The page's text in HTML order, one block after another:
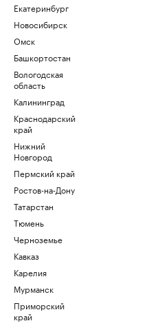
Екатеринбург
Новосибирск
Омск
Башкортостан
Вологодская
область
Калининград
Краснодарский
край
Нижний
Новгород
Пермский край
Ростов-на-Дону
Татарстан
Тюмень
Черноземье
Кавказ
Карелия
Мурманск
Приморский
край